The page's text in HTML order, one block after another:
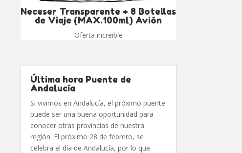
Neceser Transparente + 8 Botellas
de Viaje (MAX.100ml) Avión
Oferta increible
Última hora Puente de
Andalucía
Si vivimos en Andalucía, el próximo puente
puede ser una buena oportunidad para
conocer otras provincias de nuestra
región. El próximo 28 de febrero, se
celebra el día de Andalucía, por lo que